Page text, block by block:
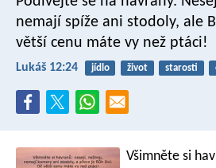
nemají spíže ani stodoly, ale
větší cenu máte vy než ptáci!
Lukáš 12:24 jídlo život starosti
Všimněte si